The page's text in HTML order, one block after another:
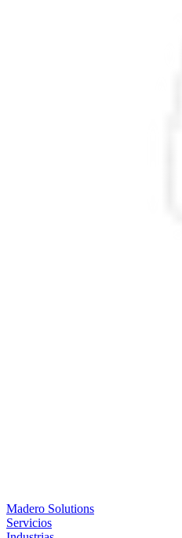
Madero Solutions
Servicios